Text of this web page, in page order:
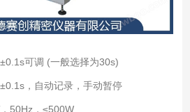
可调 (一般选择为30s)
，自动记录，手动暂停
50Hz，≤500W